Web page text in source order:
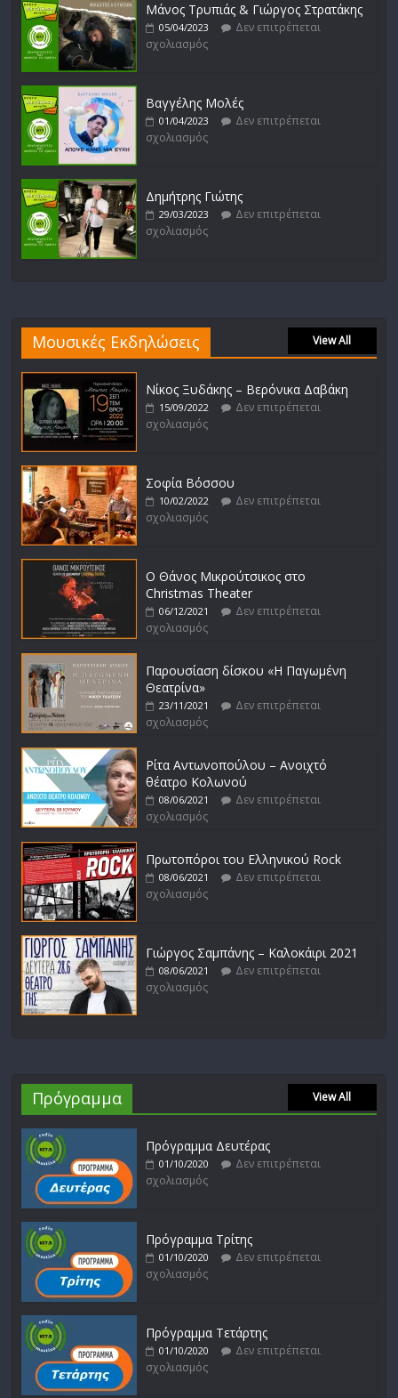
Μάνος Τρυπιάς & Γιώργος Στρατάκης
05/04/2023
Δεν επιτρέπεται
σχολιασμός
Βαγγέλης Μολές
01/04/2023
Δεν επιτρέπεται
σχολιασμός
Δημήτρης Γιώτης
29/03/2023
Δεν επιτρέπεται
σχολιασμός
Μουσικές Εκδηλώσεις View All
Νίκος Ξυδάκης – Βερόνικα Δαβάκη
15/09/2022
Δεν επιτρέπεται
σχολιασμός
Σοφία Βόσσου
10/02/2022
Δεν επιτρέπεται
σχολιασμός
Ο Θάνος Μικρούτσικος στο
Christmas Theater
06/12/2021
Δεν επιτρέπεται
σχολιασμός
Παρουσίαση δίσκου «Η Παγωμένη
Θεατρίνα»
23/11/2021
Δεν επιτρέπεται
σχολιασμός
Ρίτα Αντωνοπούλου – Ανοιχτό
θέατρο Κολωνού
08/06/2021
Δεν επιτρέπεται
σχολιασμός
Πρωτοπόροι του Ελληνικού Rock
08/06/2021
Δεν επιτρέπεται
σχολιασμός
Γιώργος Σαμπάνης – Καλοκάιρι 2021
08/06/2021
Δεν επιτρέπεται
σχολιασμός
Πρόγραμμα View All
Πρόγραμμα Δευτέρας
01/10/2020
Δεν επιτρέπεται
σχολιασμός
Πρόγραμμα Τρίτης
01/10/2020
Δεν επιτρέπεται
σχολιασμός
Πρόγραμμα Τετάρτης
01/10/2020
Δεν επιτρέπεται
σχολιασμός